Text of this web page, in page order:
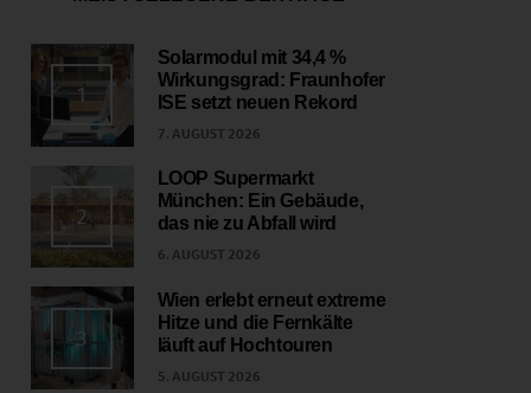
1
Solarmodul mit 34,4 %
Wirkungsgrad: Fraunhofer
ISE setzt neuen Rekord
7. AUGUST 2026
2
LOOP Supermarkt
München: Ein Gebäude,
das nie zu Abfall wird
6. AUGUST 2026
3
Wien erlebt erneut extreme
Hitze und die Fernkälte
läuft auf Hochtouren
5. AUGUST 2026